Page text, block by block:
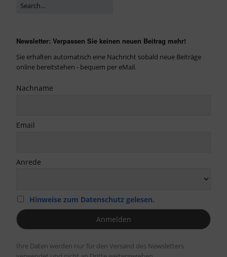
Newsletter: Verpassen Sie keinen neuen Beitrag mehr!
Sie erhalten automatisch eine Nachricht sobald neue Beiträge
online bereitstehen - bequem per eMail.
Nachname
Email
Anrede
Hinweise zum Datenschutz gelesen.
Ihre Daten werden nur für den Versand des Newsletters